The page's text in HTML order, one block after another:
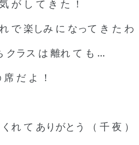
が し て き た ！
で 楽しみ に なって き た わ
クラス は 離れ て も …
だ よ ！
れ て ありがとう （ 千 夜 ）